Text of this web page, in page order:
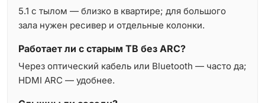
5.1 с тылом — близко в квартире; для большого
зала нужен ресивер и отдельные колонки.
Работает ли с старым ТВ без ARC?
Через оптический кабель или Bluetooth — часто да;
HDMI ARC — удобнее.